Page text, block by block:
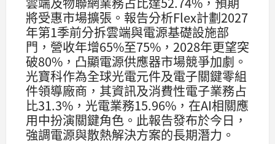
將受惠市場擴張。報告分析Flex計劃2027
年第1季前分拆雲端與電源基礎設施部
門，營收年增65%至75%，2028年更望突
破80%，凸顯電源供應器市場競爭加劇。
光寶科作為全球光電元件及電子關鍵零組
件領導廠商，其資訊及消費性電子業務占
比31.3%，光電業務15.96%，在AI相關應
用中扮演關鍵角色。此報告發布於今日，
強調電源與散熱解決方案的長期潛力。